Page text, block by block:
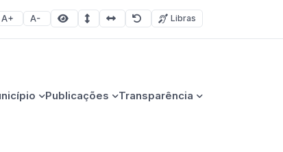
Aumentar fonte
Diminuir fonteÁrea selecionada
Espaçamento de linha
Espaço dos caracteres
RedefinirLibras
Publicações Transparência